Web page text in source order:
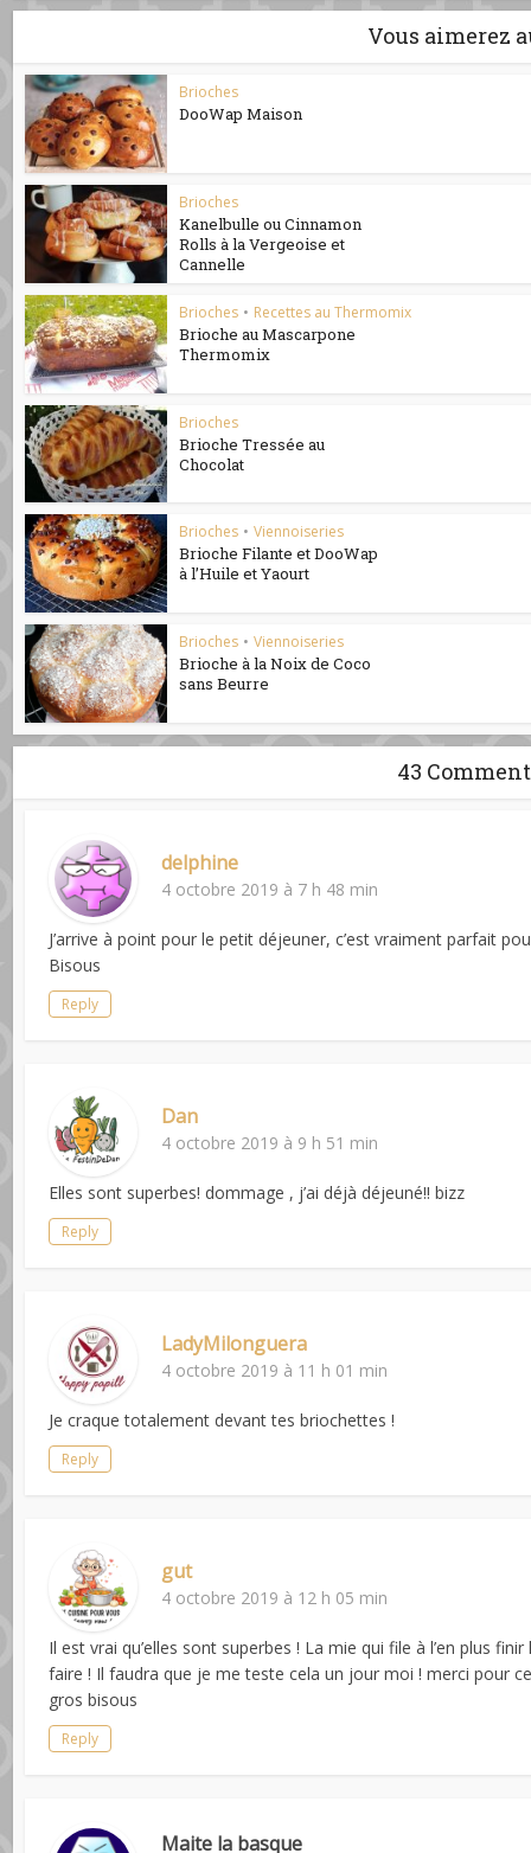
Vous aimerez
Brioches
DooWap Maison
Brioches
Kanelbulle ou Cinnamon
Rolls à la Vergeoise et
Cannelle
Brioches • Recettes au Thermomix
Brioche au Mascarpone
Thermomix
Brioches
Brioche Tressée au
Chocolat
Brioches • Viennoiseries
Brioche Filante et DooWap
à l’Huile et Yaourt
Brioches • Viennoiseries
Brioche à la Noix de Coco
sans Beurre
43
delphine
4 octobre 2019 à 7 h 48 min
J’arrive à point pour le petit déjeuner, c’est vraiment parfait
Bisous
Reply
Dan
4 octobre 2019 à 9 h 51 min
Elles sont superbes! dommage , j’ai déjà déjeuné!! bizz
Reply
LadyMilonguera
4 octobre 2019 à 11 h 01 min
Je craque totalement devant tes briochettes !
Reply
gut
4 octobre 2019 à 12 h 05 min
Il est vrai qu’elles sont superbes ! La mie qui file à l’en plus
faire ! Il faudra que je me teste cela un jour moi ! merci pour
gros bisous
Reply
Maite la basque